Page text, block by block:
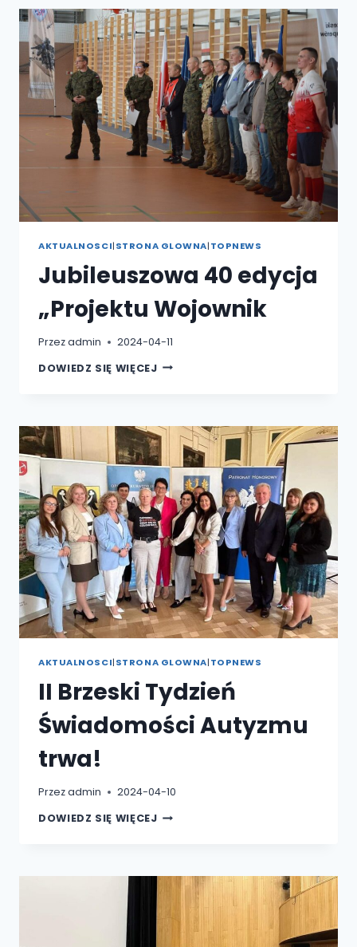
SPOTKANIE
DZIEKAN
WSHE
DR
ANETY
RATAJEK
Z
MŁODZIEŻĄ
I
LO
W
BRZEGU
AKTUALNOSCI|STRONA GLOWNA|TOPNEWS
Jubileuszowa 40 edycja
„Projektu Wojownik
Przezadmin
2024-04-11
DOWIEDZ SIĘ WIĘCEJJUBILEUSZOWA
AKTUALNOSCI|STRONA GLOWNA|TOPNEWS
II Brzeski Tydzień
Świadomości Autyzmu
trwa!
Przezadmin
2024-04-10
DOWIEDZ SIĘ WIĘCEJII